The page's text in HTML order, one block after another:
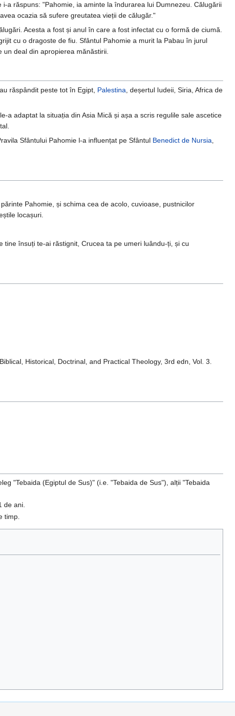
a răspuns: "Pahomie, ia aminte la îndurarea lui Dumnezeu. Călugării
ocazia să sufere greutatea vieții de călugăr."
Acesta a fost și anul în care a fost infectat cu o formă de ciumă.
cu o dragoste de fiu. Sfântul Pahomie a murit la Pabau în jurul
deal din apropierea mănăstirii.
răspândit peste tot în Egipt, Palestina, deșertul Iudeii, Siria, Africa de
a adaptat la situația din Asia Mică și așa a scris regulile sale ascetice
Sfântului Pahomie l-a influențat pe Sfântul Benedict de Nursia,
Pahomie, și schima cea de acolo, cuvioase, pustnicilor
locașuri.
însuți te-ai răstignit, Crucea ta pe umeri luându-ți, și cu
Historical, Doctrinal, and Practical Theology, 3rd edn, Vol. 3.
"Tebaida (Egiptul de Sus)" (i.e. "Tebaida de Sus"), alții "Tebaida
de ani.
timp.